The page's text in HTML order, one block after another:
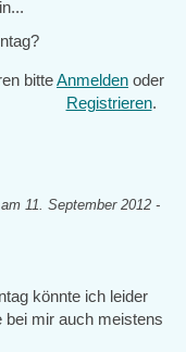
bitteAnmelden oder
Registrieren.
am 11. September 2012 -
könnte ich leider
bei mir auch meistens